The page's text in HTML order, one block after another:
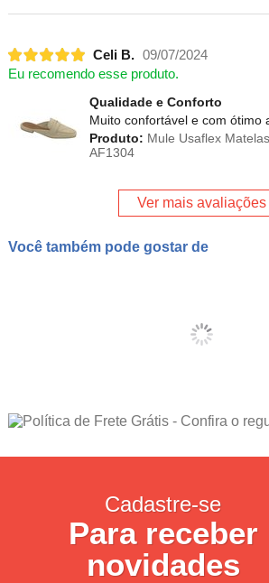
Celi B. 09/07/2024
Eu recomendo esse produto.
Qualidade e Conforto
Muito confortável e com ótimo
Produto: Mule Usaflex
AF1304
Ver mais avaliações
Você também pode gostar de
Cadastre-se
Para receber
novidades